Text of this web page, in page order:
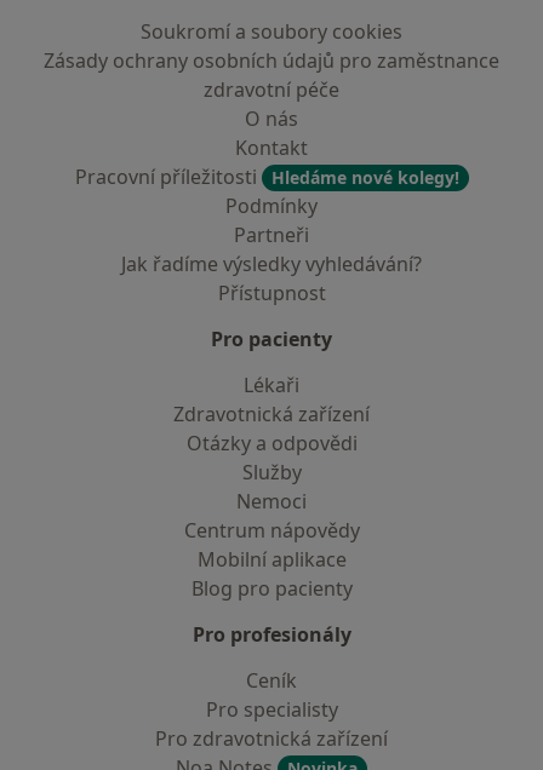
Soukromí a soubory cookies
Zásady ochrany osobních údajů pro zaměstnance
zdravotní péče
O nás
Kontakt
Pracovní příležitosti
Hledáme nové kolegy!
Podmínky
Partneři
Jak řadíme výsledky vyhledávání?
Přístupnost
Pro pacienty
Lékaři
Zdravotnická zařízení
Otázky a odpovědi
Služby
Nemoci
Centrum nápovědy
Mobilní aplikace
Blog pro pacienty
Pro profesionály
Ceník
Pro specialisty
Pro zdravotnická zařízení